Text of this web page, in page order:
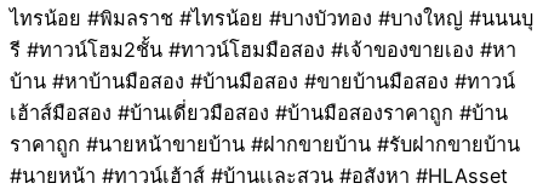
ไทรน้อย #พิมลราช #ไทรน้อย #บางบัวทอง #บางใหญ่ #นนนบุ
รี #ทาวน์โฮม2ชั้น #ทาวน์โฮมมือสอง #เจ้าของขายเอง #หา
บ้าน #หาบ้านมือสอง #บ้านมือสอง #ขายบ้านมือสอง #ทาวน์
เฮ้าส์มือสอง #บ้านเดี่ยวมือสอง #บ้านมือสองราคาถูก #บ้าน
ราคาถูก #นายหน้าขายบ้าน #ฝากขายบ้าน #รับฝากขายบ้าน
#นายหน้า #ทาวน์เฮ้าส์ #บ้านเเละสวน #อสังหา #HLAsset